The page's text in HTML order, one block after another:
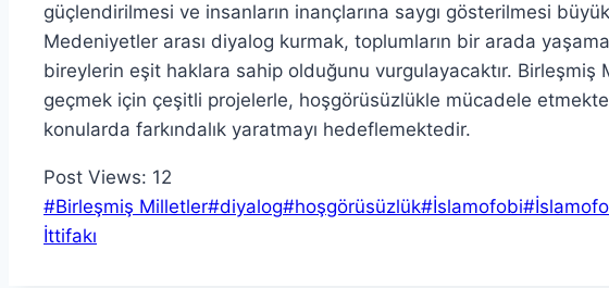
güçlendirilmesi ve insanların inançlarına saygı gösterilmesi
Medeniyetler arası diyalog kurmak, toplumların bir arada
bireylerin eşit haklara sahip olduğunu vurgulayacaktır. Birleşmiş
geçmek için çeşitli projelerle, hoşgörüsüzlükle mücadele
konularda farkındalık yaratmayı hedeflemektedir.
Post Views: 12
Post
Tags:
#Birleşmiş Milletler#diyalog#hoşgörüsüzlük#İslamofobi#
İttifakı